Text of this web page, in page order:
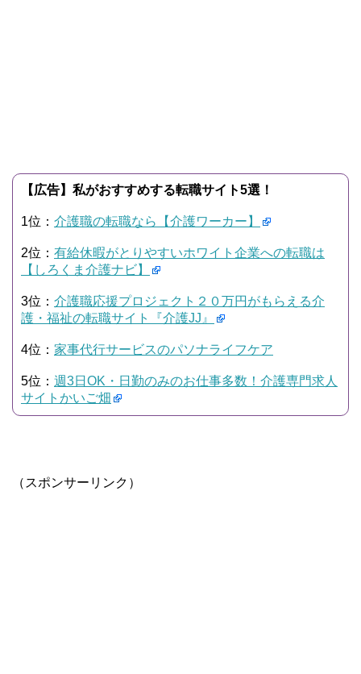
【広告】私がおすすめする転職サイト5選！
1位： 介護職の転職なら【介護ワーカー】
2位： 有給休暇がとりやすいホワイト企業への転職は
【しろくま介護ナビ】
3位： 介護職応援プロジェクト２０万円がもらえる介
護・福祉の転職サイト『介護JJ』
4位： 家事代行サービスのパソナライフケア
5位： 週3日OK・日勤のみのお仕事多数！介護専門求人
サイトかいご畑
（スポンサーリンク）